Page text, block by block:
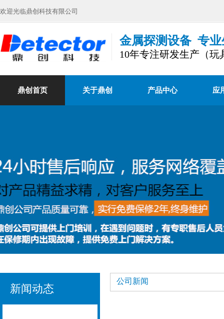
欢迎光临鼎创科技有限公司
金属探测设备 专业
10年专注研发生产（
鼎创首页 关于鼎创 产品中心 应
新闻动态
公司新闻